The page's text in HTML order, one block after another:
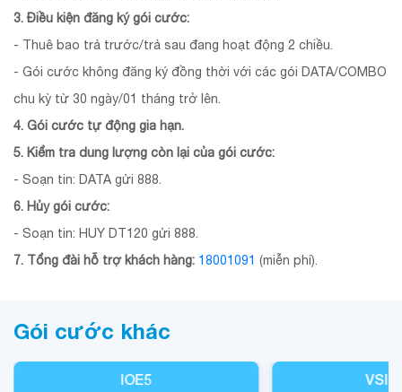
3. Điều kiện đăng ký gói cước:
- Thuê bao trả trước/trả sau đang hoạt động 2 chiều.
- Gói cước không đăng ký đồng thời với các gói DATA/COMBO
chu kỳ từ 30 ngày/01 tháng trở lên.
4. Gói cước tự động gia hạn.
5. Kiểm tra dung lượng còn lại của gói cước:
- Soạn tin: DATA gửi 888.
6. Hủy gói cước:
- Soạn tin: HUY DT120 gửi 888.
7. Tổng đài hỗ trợ khách hàng: 18001091 (miễn phí).
Gói cước khác
IOE5